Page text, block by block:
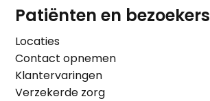
Patiënten en bezoekers
Locaties
Contact opnemen
Klantervaringen
Verzekerde zorg